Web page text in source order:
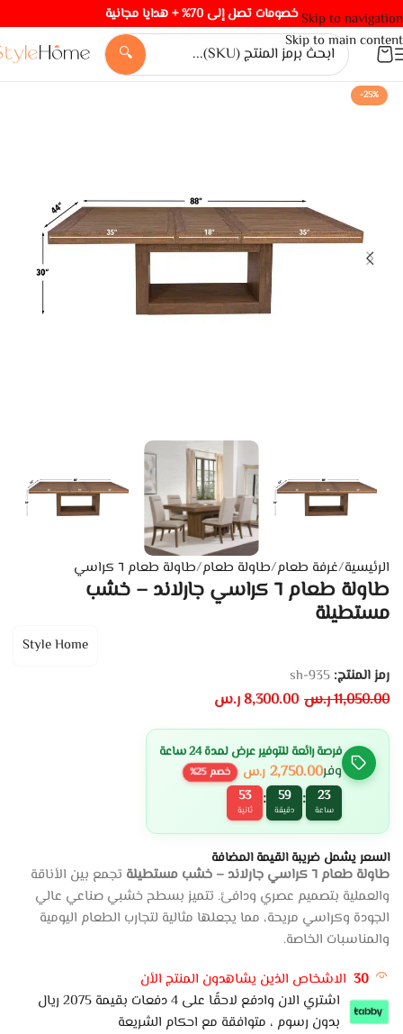
Skip to navigation
Skip to main content
خصومات تصل إلى 70% + هدايا مجانية
🔍
-25%
الرئيسية/غرفة طعام/طاولة طعام/طاولة طعام ٦ كراسي
طاولة طعام ٦ كراسي جارلاند – خشب
مستطيلة
Style Home
رمز المنتج: sh-935
11,050.00ر.س 8,300.00ر.س
فرصة رائعة للتوفير عرض لمدة 24 ساعة
وفر2,750.00 ر.س خصم25
%
23
ساعة :
59
دقيقة :
53
ثانية
السعر يشمل ضريبة القيمة المضافة
طاولة طعام ٦ كراسي جارلاند – خشب مستطيلة
تجمع بين الأناقة
والعملية بتصميم عصري ودافئ. تتميز بسطح خشبي صناعي عالي
الجودة وكراسي مريحة، مما يجعلها مثالية لتجارب الطعام اليومية
والمناسبات الخاصة.
30 الاشخاص الذين يشاهدون المنتج الأن
اشتري الان وادفع لاحقًا على 4 دفعات بقيمة 2075 ريال
بدون رسوم ، متوافقة مع احكام الشريعة